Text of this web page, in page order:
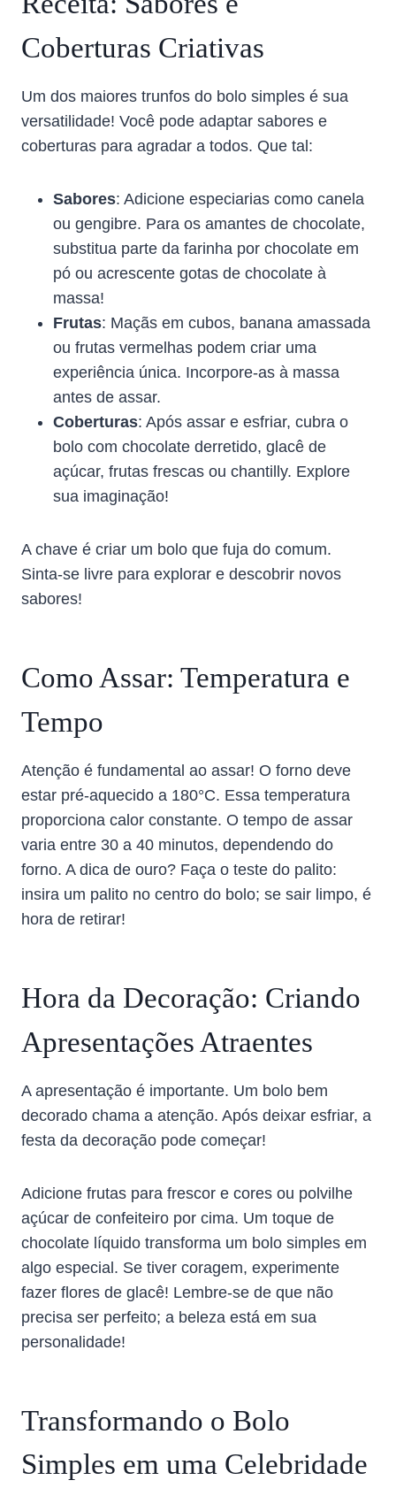
Coberturas Criativas
Um dos maiores trunfos do bolo simples é sua
versatilidade! Você pode adaptar sabores e
coberturas para agradar a todos. Que tal:
Sabores: Adicione especiarias como canela
ou gengibre. Para os amantes de chocolate,
substitua parte da farinha por chocolate em
pó ou acrescente gotas de chocolate à
massa!
Frutas: Maçãs em cubos, banana amassada
ou frutas vermelhas podem criar uma
experiência única. Incorpore-as à massa
antes de assar.
Coberturas: Após assar e esfriar, cubra o
bolo com chocolate derretido, glacê de
açúcar, frutas frescas ou chantilly. Explore
sua imaginação!
A chave é criar um bolo que fuja do comum.
Sinta-se livre para explorar e descobrir novos
sabores!
Como Assar: Temperatura e
Tempo
Atenção é fundamental ao assar! O forno deve
estar pré-aquecido a 180°C. Essa temperatura
proporciona calor constante. O tempo de assar
varia entre 30 a 40 minutos, dependendo do
forno. A dica de ouro? Faça o teste do palito:
insira um palito no centro do bolo; se sair limpo, é
hora de retirar!
Hora da Decoração: Criando
Apresentações Atraentes
A apresentação é importante. Um bolo bem
decorado chama a atenção. Após deixar esfriar, a
festa da decoração pode começar!
Adicione frutas para frescor e cores ou polvilhe
açúcar de confeiteiro por cima. Um toque de
chocolate líquido transforma um bolo simples em
algo especial. Se tiver coragem, experimente
fazer flores de glacê! Lembre-se de que não
precisa ser perfeito; a beleza está em sua
personalidade!
Transformando o Bolo
Simples em uma Celebridade